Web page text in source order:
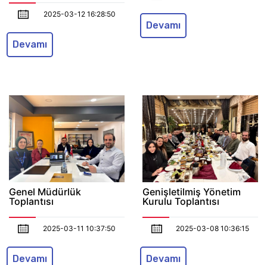
2025-03-12 16:28:50
Devamı
Devamı
Genel Müdürlük
Toplantısı
2025-03-11 10:37:50
Devamı
Genişletilmiş Yönetim
Kurulu Toplantısı
2025-03-08 10:36:15
Devamı